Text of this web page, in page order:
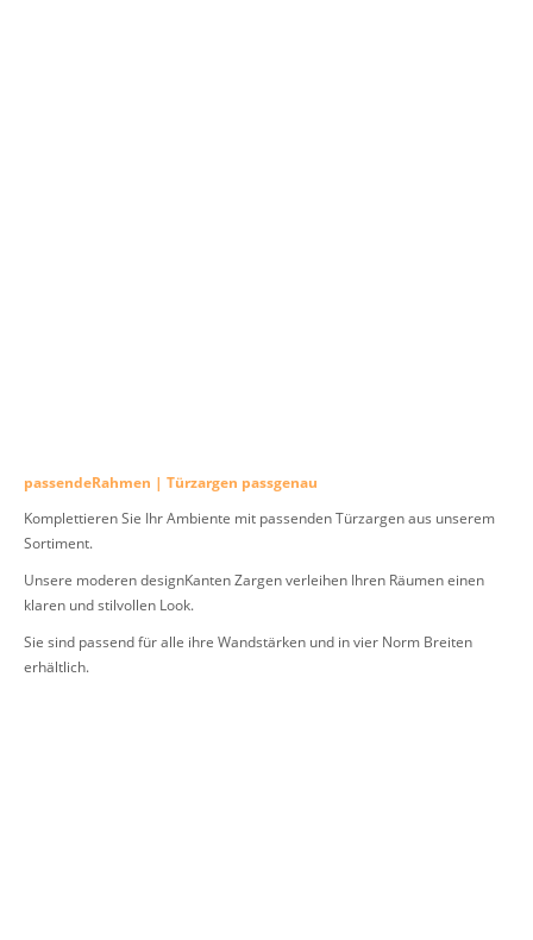
passendeRahmen | Türzargen passgenau
Komplettieren Sie Ihr Ambiente mit passenden Türzargen aus unserem
Sortiment.
Unsere moderen designKanten Zargen verleihen Ihren Räumen einen
klaren und stilvollen Look.
Sie sind passend für alle ihre Wandstärken und in vier Norm Breiten
erhältlich.